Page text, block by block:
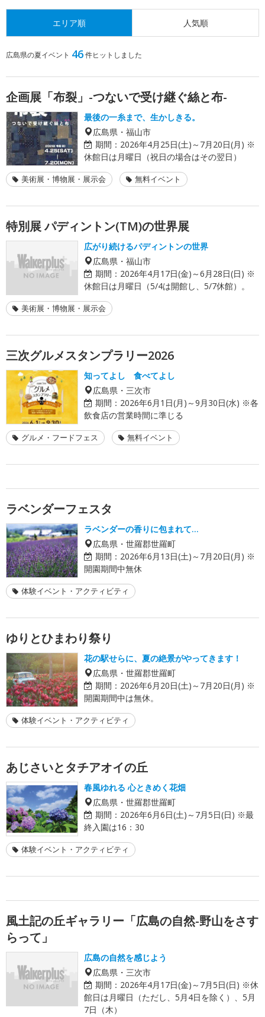
エリア順 人気順
広島県の夏イベント 46件ヒットしました
企画展「布裂」-つないで受け継ぐ絲と布-
最後の一糸まで、生かしきる。
広島県・福山市
期間： 2026年4月25日(土)～7月20日(月) ※
休館日は月曜日（祝日の場合はその翌日）
美術展・博物展・展示会 無料イベント
特別展 パディントン(TM)の世界展
広がり続けるパディントンの世界
広島県・福山市
期間： 2026年4月17日(金)～6月28日(日) ※
休館日は月曜日（5/4は開館し、5/7休館）。
美術展・博物展・展示会
三次グルメスタンプラリー2026
知ってよし 食べてよし
広島県・三次市
期間： 2026年6月1日(月)～9月30日(水) ※各
飲食店の営業時間に準じる
グルメ・フードフェス 無料イベント
ラベンダーフェスタ
ラベンダーの香りに包まれて…
広島県・世羅郡世羅町
期間： 2026年6月13日(土)～7月20日(月) ※
開園期間中無休
体験イベント・アクティビティ
ゆりとひまわり祭り
花の駅せらに、夏の絶景がやってきます！
広島県・世羅郡世羅町
期間： 2026年6月20日(土)～7月20日(月) ※
開園期間中は無休。
体験イベント・アクティビティ
あじさいとタチアオイの丘
春風ゆれる 心ときめく花畑
広島県・世羅郡世羅町
期間： 2026年6月6日(土)～7月5日(日) ※最
終入園は16：30
体験イベント・アクティビティ
風土記の丘ギャラリー「広島の自然-野山をさす
らって」
広島の自然を感じよう
広島県・三次市
期間： 2026年4月17日(金)～7月5日(日) ※休
館日は月曜日（ただし、5月4日を除く）、5月
7日（木）